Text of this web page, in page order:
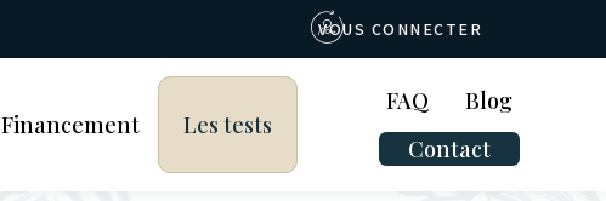
VOUS CONNECTER
Financement Les tests
FAQ
Blog
Contact